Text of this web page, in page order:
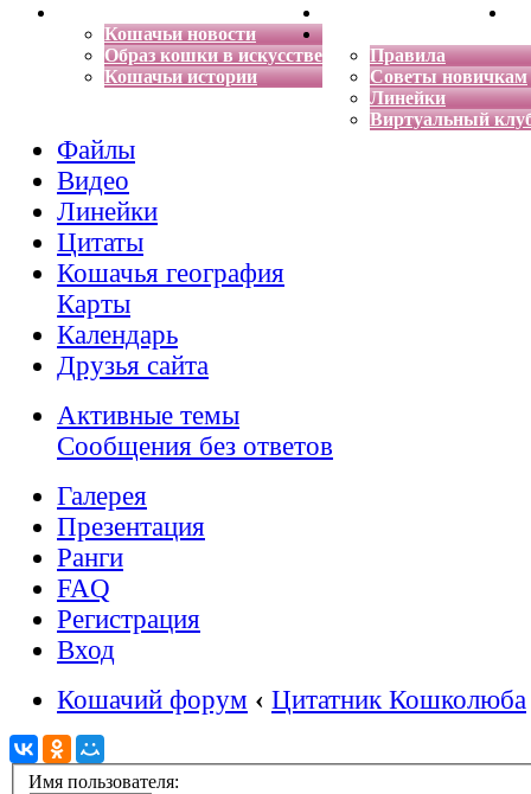
Кошачьи новости
Образ кошки в искусстве
Кошачьи истории
Энциклопедия кошек
Правила
Советы новичкам
Линейки
Виртуальный
Файлы
Видео
Линейки
Цитаты
Кошачья география
Карты
Календарь
Друзья сайта
Активные темы
Сообщения без ответов
Галерея
Презентация
Ранги
FAQ
Регистрация
Вход
Кошачий форум ‹ Цитатник Кошколюба
Имя пользователя: